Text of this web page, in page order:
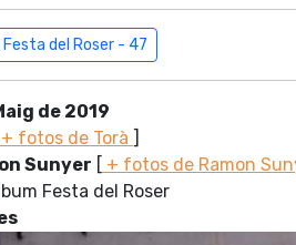
del Roser - 47
de 2019
+ fotos de Torà ]
Sunyer [ + fotos de Ramon
Festa del Roser